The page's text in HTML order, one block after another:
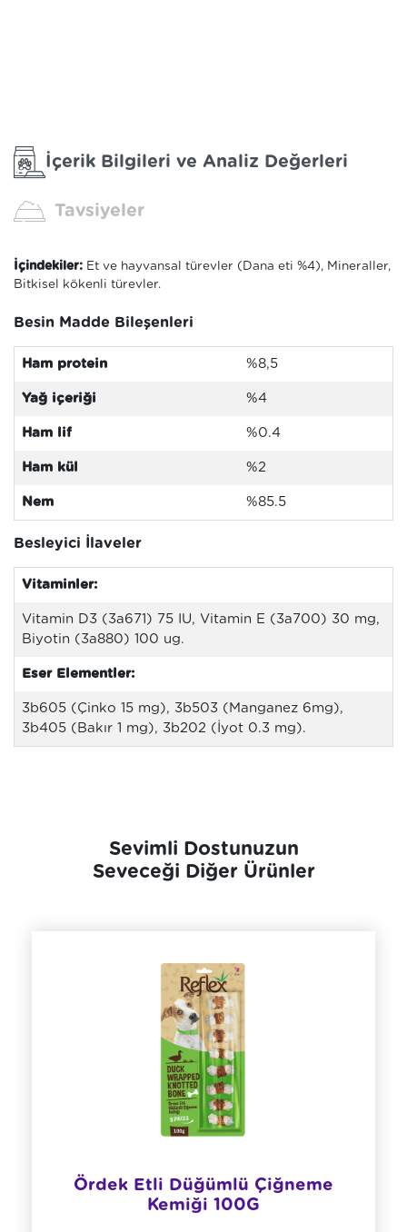
İçerik Bilgileri ve Analiz Değerleri
Tavsiyeler
İçindekiler: Et ve hayvansal türevler (Dana eti %4), Mineraller,
Bitkisel kökenli türevler.
Besin Madde Bileşenleri
Ham protein %8,5
Yağ içeriği %4
Ham lif %0.4
Ham kül %2
Nem %85.5
Besleyici İlaveler
Vitaminler:
Vitamin D3 (3a671) 75 IU, Vitamin E (3a700) 30 mg,
Biyotin (3a880) 100 ug.
Eser Elementler:
3b605 (Çinko 15 mg), 3b503 (Manganez 6mg),
3b405 (Bakır 1 mg), 3b202 (İyot 0.3 mg).
Sevimli Dostunuzun
Seveceği Diğer Ürünler
Ördek Etli Düğümlü Çiğneme
Kemiği 100G